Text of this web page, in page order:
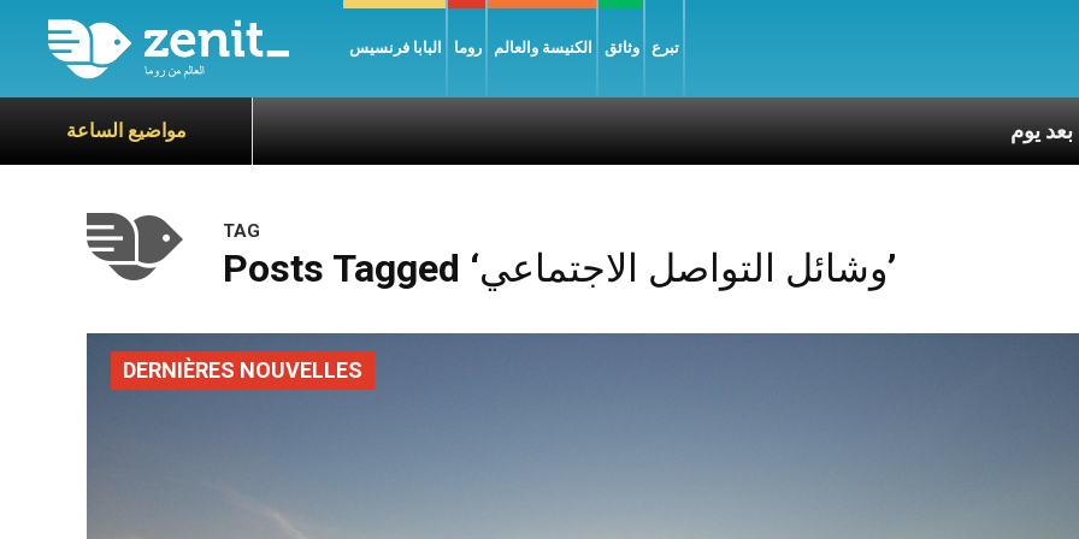
البابا فرنسيس روما الكنيسة والعالم وثائق تبرع
مواضيع الساعة
TAG
Posts Tagged ‘وشائل التواصل الاجتماعي’
DERNIÈRES NOUVELLES